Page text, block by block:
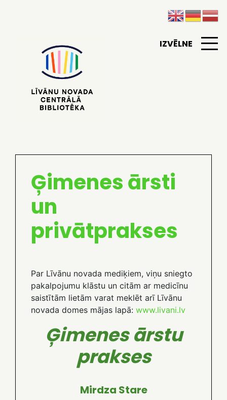
IZVĒLNE
Ģimenes ārsti
un
privātprakses
Par Līvānu novada mediķiem, viņu sniegto
pakalpojumu klāstu un citām ar medicīnu
saistītām lietām varat meklēt arī Līvānu
novada domes mājas lapā: www.livani.lv
Ģimenes ārstu
prakses
Mirdza Stare